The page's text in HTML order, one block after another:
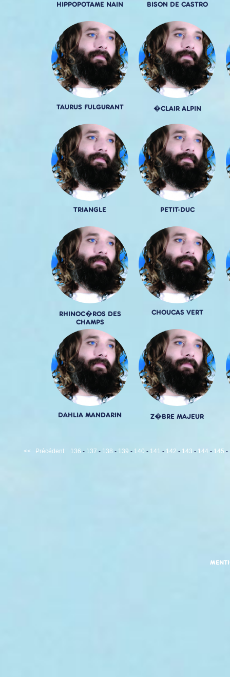
HIPPOPOTAME NAIN BISON DE CASTRO
TAURUS FULGURANT �CLAIR ALPIN
TRIANGLE PETIT-DUC
RHINOC�ROS DES
CHAMPS
CHOUCAS VERT
DAHLIA MANDARIN Z�BRE MAJEUR
<< Précédent 136 - 137 - 138 - 139 - 140 - 141 - 142 - 143 - 144 - 145 -